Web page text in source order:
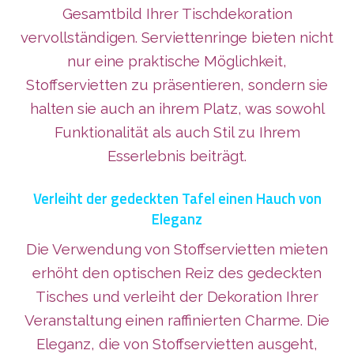
Gesamtbild Ihrer Tischdekoration
vervollständigen. Serviettenringe bieten nicht
nur eine praktische Möglichkeit,
Stoffservietten zu präsentieren, sondern sie
halten sie auch an ihrem Platz, was sowohl
Funktionalität als auch Stil zu Ihrem
Esserlebnis beiträgt.
Verleiht der gedeckten Tafel einen Hauch von
Eleganz
Die Verwendung von Stoffservietten mieten
erhöht den optischen Reiz des gedeckten
Tisches und verleiht der Dekoration Ihrer
Veranstaltung einen raffinierten Charme. Die
Eleganz, die von Stoffservietten ausgeht,